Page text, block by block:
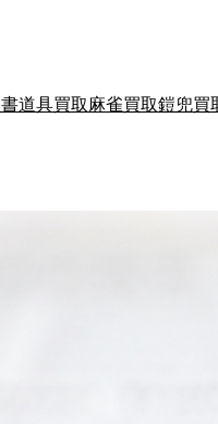
書道具買取麻雀買取鎧兜買